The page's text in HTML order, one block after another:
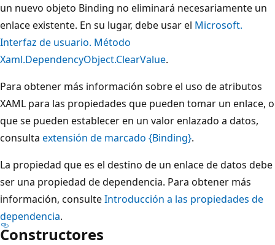
un nuevo objeto Binding no eliminará necesariamente un
enlace existente. En su lugar, debe usar el Microsoft.
Interfaz de usuario. Método
Xaml.DependencyObject.ClearValue.
Para obtener más información sobre el uso de atributos
XAML para las propiedades que pueden tomar un enlace, o
que se pueden establecer en un valor enlazado a datos,
consulta extensión de marcado {Binding}.
La propiedad que es el destino de un enlace de datos debe
ser una propiedad de dependencia. Para obtener más
información, consulteIntroducción a las propiedades de
dependencia.
Constructores